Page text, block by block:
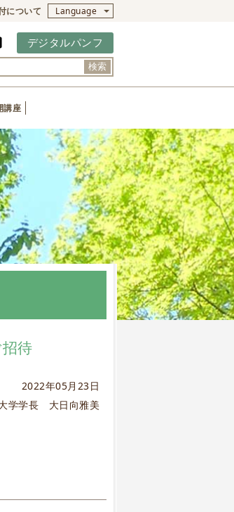
について Language
デジタルパンフ
検索
講座
待
2022年05月23日
学学長 大日向雅美